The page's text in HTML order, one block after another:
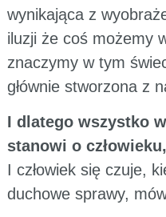
wynikająca z
iluzji że coś możemy
znaczymy w tym
głównie stworzona z
I dlatego wszystko
stanowi o
I człowiek się czuje,
duchowe sprawy,